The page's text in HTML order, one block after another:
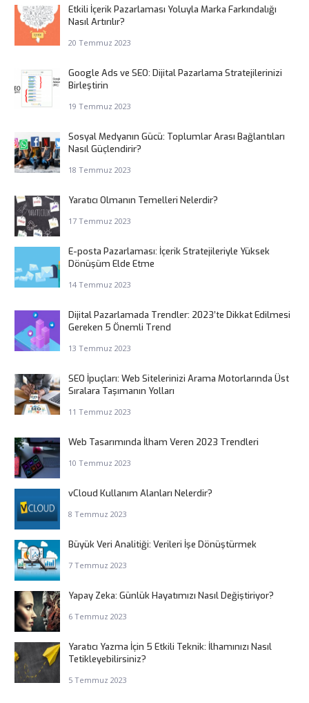
Etkili İçerik Pazarlaması Yoluyla Marka Farkındalığı
Nasıl Artırılır?
20 Temmuz 2023
Google Ads ve SEO: Dijital Pazarlama Stratejilerinizi
Birleştirin
19 Temmuz 2023
Sosyal Medyanın Gücü: Toplumlar Arası Bağlantıları
Nasıl Güçlendirir?
18 Temmuz 2023
Yaratıcı Olmanın Temelleri Nelerdir?
17 Temmuz 2023
E-posta Pazarlaması: İçerik Stratejileriyle Yüksek
Dönüşüm Elde Etme
14 Temmuz 2023
Dijital Pazarlamada Trendler: 2023’te Dikkat Edilmesi
Gereken 5 Önemli Trend
13 Temmuz 2023
SEO İpuçları: Web Sitelerinizi Arama Motorlarında Üst
Sıralara Taşımanın Yolları
11 Temmuz 2023
Web Tasarımında İlham Veren 2023 Trendleri
10 Temmuz 2023
vCloud Kullanım Alanları Nelerdir?
8 Temmuz 2023
Büyük Veri Analitiği: Verileri İşe Dönüştürmek
7 Temmuz 2023
Yapay Zeka: Günlük Hayatımızı Nasıl Değiştiriyor?
6 Temmuz 2023
Yaratıcı Yazma İçin 5 Etkili Teknik: İlhamınızı Nasıl
Tetikleyebilirsiniz?
5 Temmuz 2023